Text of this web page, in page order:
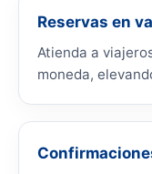
Reservas en
Atienda a
moneda,